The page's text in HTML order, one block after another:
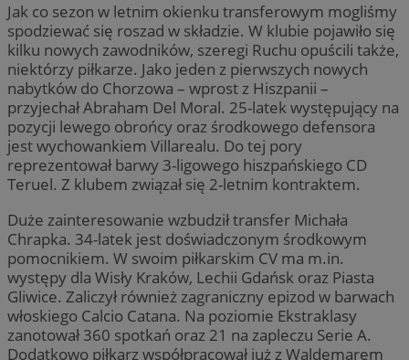
Jak co sezon w letnim okienku transferowym mogliśmy
spodziewać się roszad w składzie. W klubie pojawiło się
kilku nowych zawodników, szeregi Ruchu opuścili także,
niektórzy piłkarze. Jako jeden z pierwszych nowych
nabytków do Chorzowa – wprost z Hiszpanii –
przyjechał Abraham Del Moral. 25-latek występujący na
pozycji lewego obrońcy oraz środkowego defensora
jest wychowankiem Villarealu. Do tej pory
reprezentował barwy 3-ligowego hiszpańskiego CD
Teruel. Z klubem związał się 2-letnim kontraktem.
Duże zainteresowanie wzbudził transfer Michała
Chrapka. 34-latek jest doświadczonym środkowym
pomocnikiem. W swoim piłkarskim CV ma m.in.
występy dla Wisły Kraków, Lechii Gdańsk oraz Piasta
Gliwice. Zaliczył również zagraniczny epizod w barwach
włoskiego Calcio Catana. Na poziomie Ekstraklasy
zanotował 360 spotkań oraz 21 na zapleczu Serie A.
Dodatkowo piłkarz współpracował już z Waldemarem